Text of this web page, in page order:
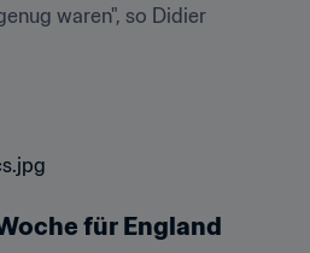
waren", so Didier
für England